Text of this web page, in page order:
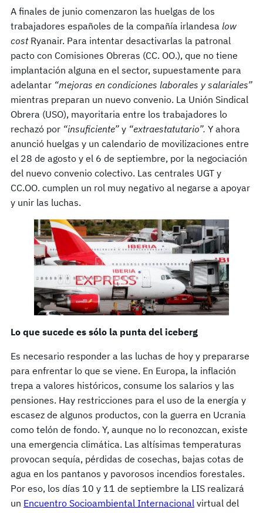
A finales de junio comenzaron las huelgas de los
trabajadores españoles de la compañía irlandesa low
costRyanair. Para intentar desactivarlas la patronal
pacto con Comisiones Obreras (CC. OO.), que no tiene
implantación alguna en el sector, supuestamente para
adelantar “mejoras en condiciones laborales y salariales”
mientras preparan un nuevo convenio. La Unión Sindical
Obrera (USO), mayoritaria entre los trabajadores lo
rechazó por “insuficiente” y “extraestatutario”. Y ahora
anunció huelgas y un calendario de movilizaciones entre
el 28 de agosto y el 6 de septiembre, por la negociación
del nuevo convenio colectivo. Las centrales UGT y
CC.OO. cumplen un rol muy negativo al negarse a apoyar
y unir las luchas.
Lo que sucede es sólo la punta del iceberg
Es necesario responder a las luchas de hoy y prepararse
para enfrentar lo que se viene. En Europa, la inflación
trepa a valores históricos, consume los salarios y las
pensiones. Hay restricciones para el uso de la energía y
escasez de algunos productos, con la guerra en Ucrania
como telón de fondo. Y, aunque no lo reconozcan, existe
una emergencia climática. Las altísimas temperaturas
provocan sequía, pérdidas de cosechas, bajas cotas de
agua en los pantanos y pavorosos incendios forestales.
Por eso, los días 10 y 11 de septiembre la LIS realizará
un Encuentro Socioambiental Internacional virtual del